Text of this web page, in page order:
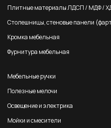
Плитные материалы ЛДСП / МДФ /
Столешницы, стеновые панели
Кромка мебельная
Фурнитура мебельная
Мебельные ручки
Полезные мелочи
Освещение и электрика
Мойки и смесители